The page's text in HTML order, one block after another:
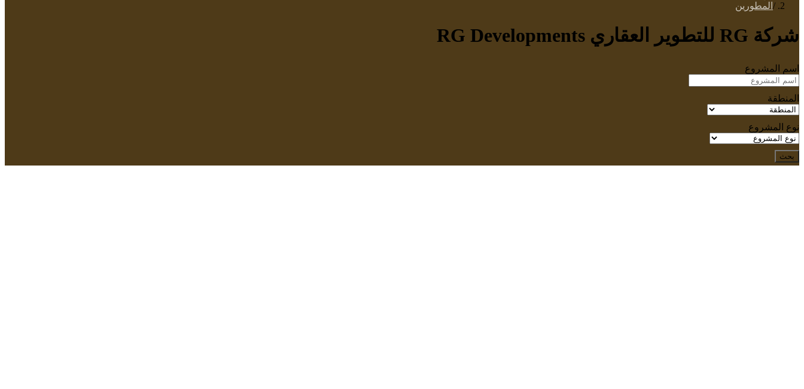
/ المطورين
شركة RG للتطوير العقاري RG Developments
اسم المشروع
المنطقة
نوع المشروع
بحث